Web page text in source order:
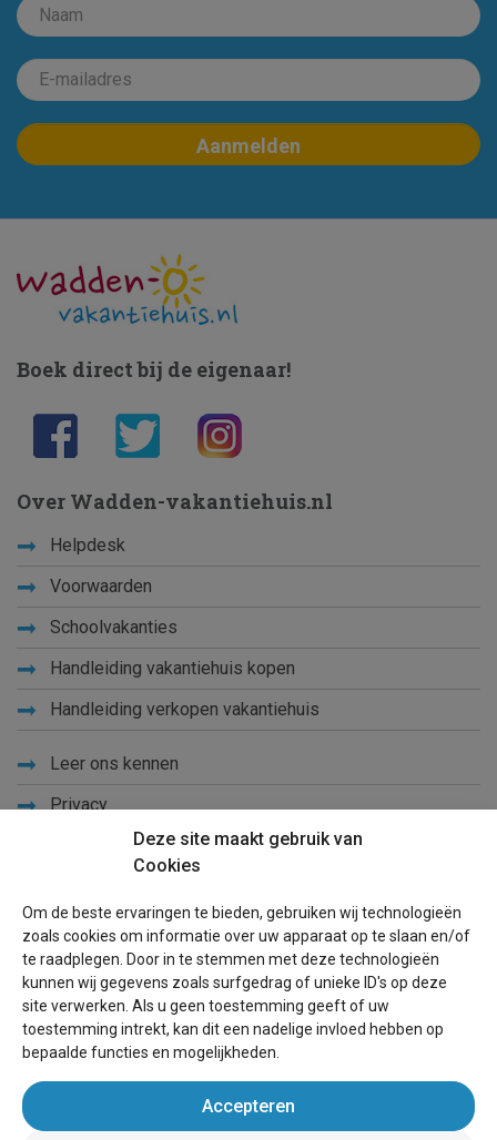
Deze site maakt gebruik van
Cookies
Om de beste ervaringen te bieden, gebruiken wij technologieën
zoals cookies om informatie over uw apparaat op te slaan en/of
te raadplegen. Door in te stemmen met deze technologieën
kunnen wij gegevens zoals surfgedrag of unieke ID's op deze
site verwerken. Als u geen toestemming geeft of uw
toestemming intrekt, kan dit een nadelige invloed hebben op
bepaalde functies en mogelijkheden.
Accepteren
Boek direct bij de eigenaar!
Over Wadden-vakantiehuis.nl
Helpdesk
Voorwaarden
Schoolvakanties
Handleiding vakantiehuis kopen
Handleiding verkopen vakantiehuis
Leer ons kennen
Privacy
Blog
Voor eigenaren
Een advertentie plaatsen
Succesvol verhuren vakantiewoning